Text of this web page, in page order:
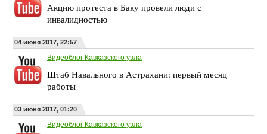
Акцию протеста в Баку провели люди с
инвалидностью
04 июня 2017, 22:57
Видеоблог Кавказского узла
Штаб Навального в Астрахани: первый месяц
работы
03 июня 2017, 01:20
Видеоблог Кавказского узла